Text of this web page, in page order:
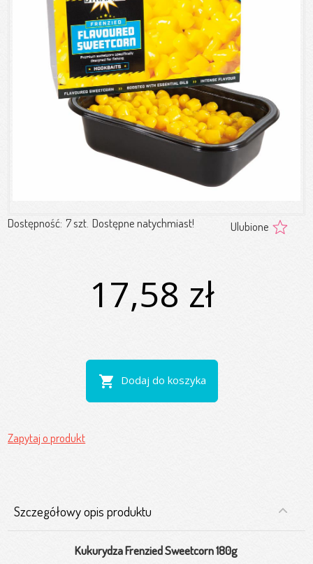
Dostępność: 7 szt. Dostępne natychmiast! Ulubione
17,58 zł
shopping_cart Dodaj do koszyka
Zapytaj o produkt
Szczegółowy opis produktu
Kukurydza Frenzied Sweetcorn180g